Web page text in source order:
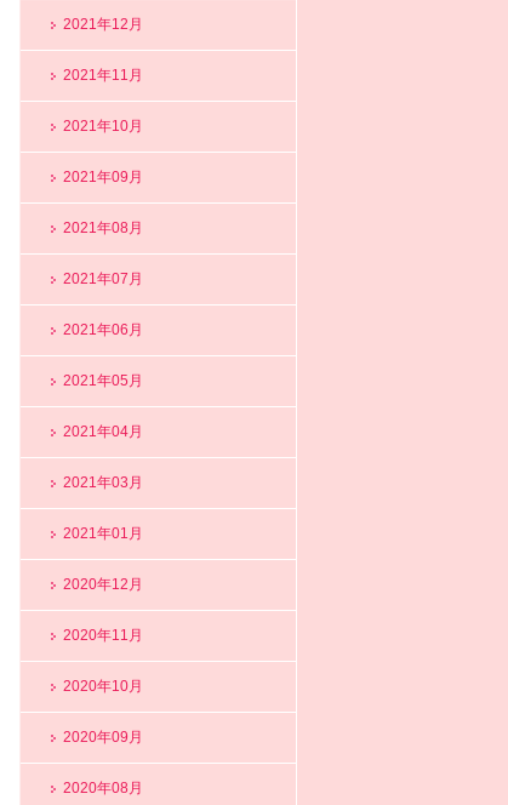
2021年12月
2021年11月
2021年10月
2021年09月
2021年08月
2021年07月
2021年06月
2021年05月
2021年04月
2021年03月
2021年01月
2020年12月
2020年11月
2020年10月
2020年09月
2020年08月